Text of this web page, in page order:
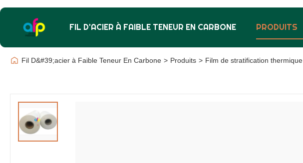
FIL D'ACIER À FAIBLE TENEUR EN CARBONE PRODUITS
Fil D&#39;acier à Faible Teneur En Carbone > Produits > Film de stratification thermique